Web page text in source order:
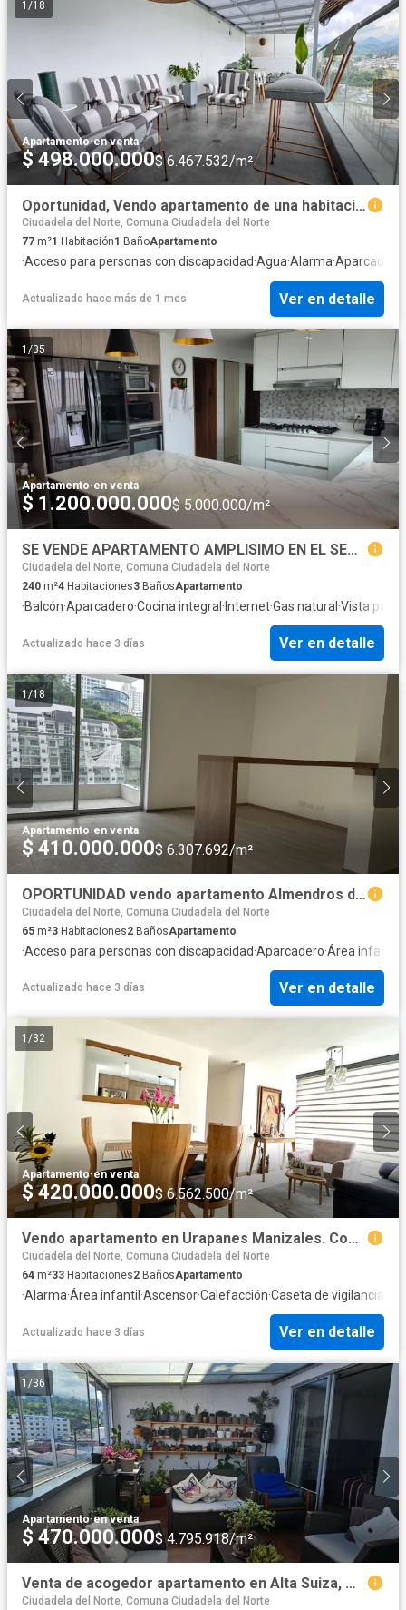
1 /18
Apartamento·en venta
$ 498.000.000$ 6.467.532/m²
Oportunidad, Vendo apartamento de una habitación, Manizales
Ciudadela del Norte, Comuna Ciudadela del Norte
77 m²1 Habitación1 BañoApartamento
·Acceso para personas con discapacidad·Agua·Alarma·Aparcadero
Actualizado hace más de 1 mes Ver en detalle
1 /35
Apartamento·en venta
$ 1.200.000.000$ 5.000.000/m²
SE VENDE APARTAMENTO AMPLISIMO EN EL SECTOR DEL CABLE CON ASCENSOR
Ciudadela del Norte, Comuna Ciudadela del Norte
240 m²4 Habitaciones3 BañosApartamento
·Balcón·Aparcadero·Cocina integral · Internet·Gas natural ·Vista
Actualizado hace 3 días Ver en detalle
1/18
Apartamento·en venta
$ 410.000.000$ 6.307.692/m²
OPORTUNIDAD vendo apartamento Almendros de Bella Suiza, Manizales
Ciudadela del Norte, Comuna Ciudadela del Norte
65 m²3 Habitaciones2 BañosApartamento
·Acceso para personas con discapacidad·Aparcadero·Área infantil
Actualizado hace 3 días Ver en detalle
1 /32
Apartamento·en venta
$ 420.000.000$ 6.562.500/m²
Vendo apartamento en Urapanes Manizales. Con un área de 63m2, Manziales
Ciudadela del Norte, Comuna Ciudadela del Norte
64 m²33 Habitaciones2 BañosApartamento
·Alarma·Área infantil ·Ascensor·Calefacción·Caseta de vigilancia
Actualizado hace 3 días Ver en detalle
1 /36
Apartamento·en venta
$ 470.000.000$ 4.795.918/m²
Venta de acogedor apartamento en Alta Suiza, Manizales, de 78 m2
Ciudadela del Norte, Comuna Ciudadela del Norte